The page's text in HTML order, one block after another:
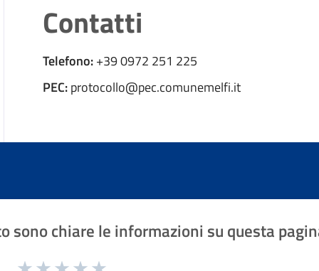
Contatti
Telefono:+39 0972 251 225
PEC:protocollo@pec.comunemelfi.it
sono chiare le informazioni su questa
1 a 5 stelle la pagina